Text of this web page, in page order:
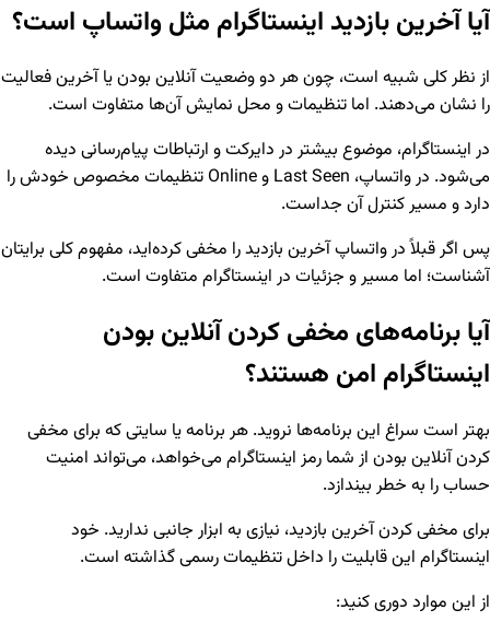
آیا آخرین بازدید اینستاگرام مثل واتساپ است؟
از نظر کلی شبیه است، چون هر دو وضعیت آنلاین بودن یا آخرین فعالیت
را نشان می‌دهند. اما تنظیمات و محل نمایش آن‌ها متفاوت است.
در اینستاگرام، موضوع بیشتر در دایرکت و ارتباطات پیام‌رسانی دیده
می‌شود. در واتساپ، Last Seen و Online تنظیمات مخصوص خودش را
دارد و مسیر کنترل آن جداست.
پس اگر قبلاً در واتساپ آخرین بازدید را مخفی کرده‌اید، مفهوم کلی برایتان
آشناست؛ اما مسیر و جزئیات در اینستاگرام متفاوت است.
آیا برنامه‌های مخفی کردن آنلاین بودن
اینستاگرام امن هستند؟
بهتر است سراغ این برنامه‌ها نروید. هر برنامه یا سایتی که برای مخفی
کردن آنلاین بودن از شما رمز اینستاگرام می‌خواهد، می‌تواند امنیت
حساب را به خطر بیندازد.
برای مخفی کردن آخرین بازدید، نیازی به ابزار جانبی ندارید. خود
اینستاگرام این قابلیت را داخل تنظیمات رسمی گذاشته است.
از این موارد دوری کنید: